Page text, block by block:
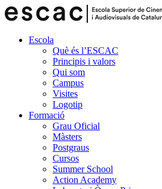
Escola
Què és l’ESCAC
Principis i valors
Qui som
Campus
Visites
Logotip
Formació
Grau Oficial
Màsters
Postgraus
Cursos
Summer School
Action Academy